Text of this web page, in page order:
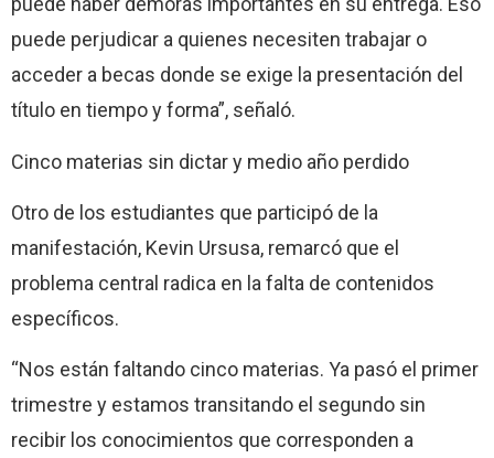
puede perjudicar a quienes necesiten trabajar o
acceder a becas donde se exige la presentación del
título en tiempo y forma”, señaló.
Cinco materias sin dictar y medio año perdido
Otro de los estudiantes que participó de la
manifestación, Kevin Ursusa, remarcó que el
problema central radica en la falta de contenidos
específicos.
“Nos están faltando cinco materias. Ya pasó el primer
trimestre y estamos transitando el segundo sin
recibir los conocimientos que corresponden a